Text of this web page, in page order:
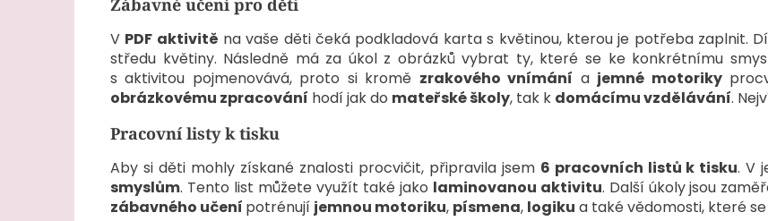
Zábavné učení pro děti
V PDF aktivitě na vaše děti čeká podkladová karta s květinou, kterou je potřeba zaplnit.
středu květiny. Následně má za úkol z obrázků vybrat ty, které se ke konkrétnímu
s aktivitou pojmenovává, proto si kromě zrakového vnímání a jemné motoriky
obrázkovému zpracování hodí jak do mateřské školy, tak k domácímu vzdělávání.
Pracovní listy k tisku
Aby si děti mohly získané znalosti procvičit, připravila jsem 6 pracovních listů k tisku. V
smyslům. Tento list můžete využít také jako laminovanou aktivitu. Další úkoly jsou
zábavného učení potrénují jemnou motoriku, písmena, logiku a také vědomosti, které